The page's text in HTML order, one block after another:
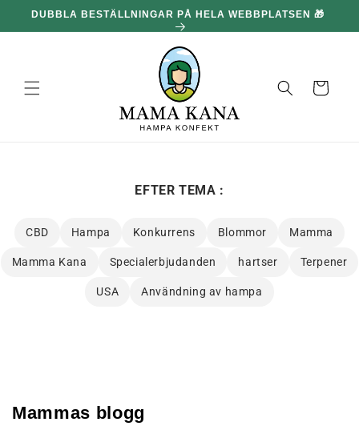
och gå
100 G GRATIS FÖR VARJE 1,096.00 kr DU HANDLAR FÖR
Korg
EFTER TEMA :
CBD Hampa Konkurrens Blommor Mamma
Mamma Kana Specialerbjudanden hartser Terpener
USA Användning av hampa
Mammas blogg